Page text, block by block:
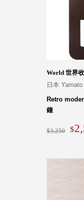
World 世界
日本
Retro
鐘
3,250